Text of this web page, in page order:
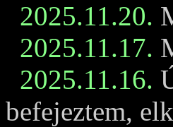
2025.11.20.
2025.11.17.
2025.11.16.
befejeztem,